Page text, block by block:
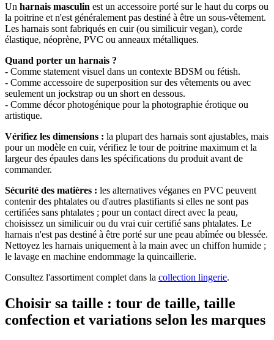
Un harnais masculin est un accessoire porté sur le haut du corps ou
la poitrine et n'est généralement pas destiné à être un sous-vêtement.
Les harnais sont fabriqués en cuir (ou similicuir vegan), corde
élastique, néoprène, PVC ou anneaux métalliques.
Quand porter un harnais ?
- Comme statement visuel dans un contexte BDSM ou fétish.
- Comme accessoire de superposition sur des vêtements ou avec
seulement un jockstrap ou un short en dessous.
- Comme décor photogénique pour la photographie érotique ou
artistique.
Vérifiez les dimensions : la plupart des harnais sont ajustables, mais
pour un modèle en cuir, vérifiez le tour de poitrine maximum et la
largeur des épaules dans les spécifications du produit avant de
commander.
Sécurité des matières : les alternatives véganes en PVC peuvent
contenir des phtalates ou d'autres plastifiants si elles ne sont pas
certifiées sans phtalates ; pour un contact direct avec la peau,
choisissez un similicuir ou du vrai cuir certifié sans phtalates. Le
harnais n'est pas destiné à être porté sur une peau abîmée ou blessée.
Nettoyez les harnais uniquement à la main avec un chiffon humide ;
le lavage en machine endommage la quincaillerie.
Consultez l'assortiment complet dans la collection lingerie.
Choisir sa taille : tour de taille, taille
confection et variations selon les marques